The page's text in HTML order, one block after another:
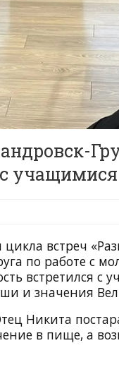
с
цикла встреч
по работе с
встретился с
и значения
Никита
в пище, а